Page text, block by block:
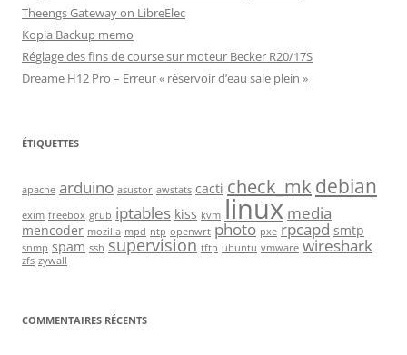
Theengs Gateway on LibreElec
Kopia Backup memo
Réglage des fins de course sur moteur Becker R20/17S
Dreame H12 Pro – Erreur « réservoir d’eau sale plein »
ÉTIQUETTES
apache arduino asustor awstats cacti check_mk debian
exim freebox grub iptables kiss kvm linux media
mencoder mozilla mpd ntp openwrt photo pxe rpcapd smtp
snmp spam ssh supervision tftp ubuntu vmware wireshark
zfs zywall
COMMENTAIRES RÉCENTS